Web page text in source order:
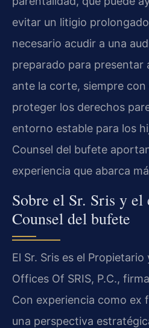
evitar un litigio
necesario acudir a una
preparado para presentar
ante la corte, siempre
proteger los derechos
entorno estable para los
Counsel del bufete
experiencia que abarca
Sobre el Sr. Sris y
Counsel del bufete
El Sr. Sris es el
Offices Of SRIS, P.C.,
Con experiencia como ex
una perspectiva